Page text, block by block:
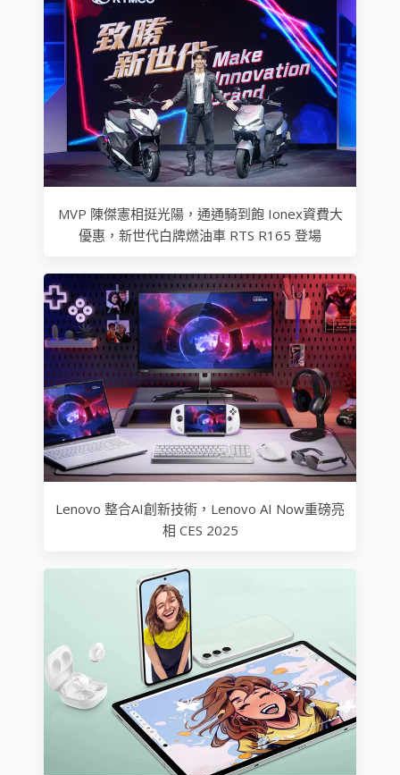
MVP 陳傑憲相挺光陽，通通騎到飽 Ionex資費大
優惠，新世代白牌燃油車 RTS R165 登場
Lenovo 整合AI創新技術，Lenovo AI Now重磅亮
相 CES 2025